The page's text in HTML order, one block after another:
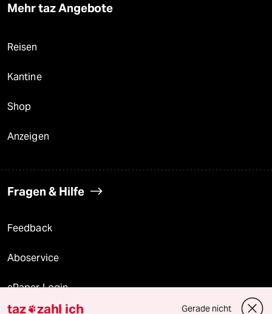
Mehr taz Angebote
Reisen
Kantine
Shop
Anzeigen
Fragen & Hilfe
Feedback
Aboservice
ePaper Login
taz zahl ich Gerade nicht